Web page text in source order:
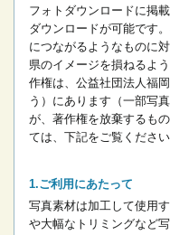
フォトダウンロードに掲
ダウンロードが可能です。
につながるようなものに
県のイメージを損ねるよ
作権は、公益社団法人福
う）にあります（一部写
が、著作権を放棄するも
ては、下記をご覧ください
ご利用にあたって
写真素材は加工して使用
や大幅なトリミングなど